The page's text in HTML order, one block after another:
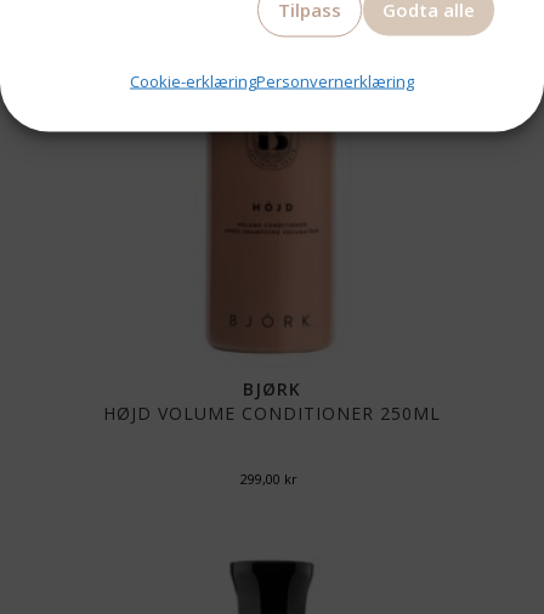
Godta alle
Tilpass
Cookie-erklæringPersonvernerklæring
BJØRK
HØJD VOLUME CONDITIONER 250ML
299,00 kr